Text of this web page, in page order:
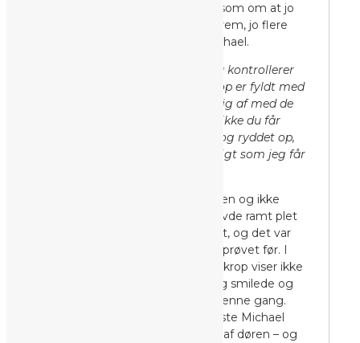
trække vejret – og det var ligesom om at jo
længere behandlingen skred frem, jo flere
udfordringer konstaterede Michael.
”Du er så kontrollerende, at du kontrollerer
din egen vejrtrækning. Din krop er fyldt med
spændinger. Jeg kan hjælpe dig af med de
fysiske spændinger, men hvis ikke du får
kontakt med dit følelsesarkiv og ryddet op,
vil de komme igen ligeså hurtigt som jeg får
Jeg var lidt i chok over beskeden og ikke
mindst alle de ting, Michael havde ramt plet
på. En følelse af at være blottet, og det var
ikke rart – det havde jeg aldrig prøvet før. I
situationen græd jeg ikke. Min krop viser ikke
følelser og slet ikke tårer, så jeg smilede og
sagde pænt farvel og tak for denne gang.
Smilet som facade, var det sidste Michael
konstaterede inden jeg gik ud af døren – og